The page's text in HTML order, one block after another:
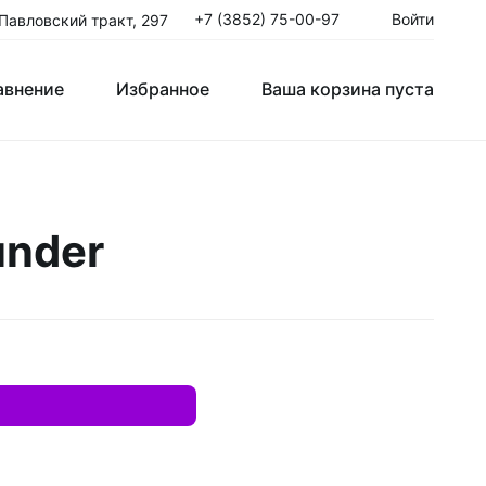
тракт, 297 +7 (3852) 75-00-97 Войти
Избранное Ваша корзина пуста